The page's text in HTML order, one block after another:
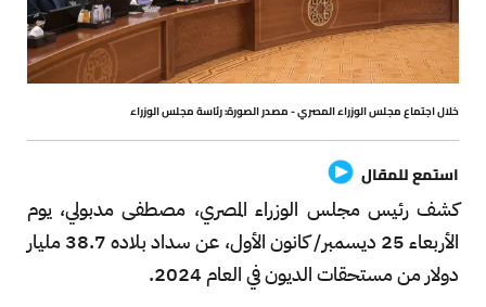
خلال اجتماع مجلس الوزراء المصري - مصدر الصورة: رئاسة مجلس الوزراء
استمع للمقال
كشف رئيس مجلس الوزراء المصري، مصطفى مدبولي، يوم
الأربعاء 25 ديسمبر/ كانون الأول، عن سداد بلاده 38.7 مليار
دولار من مستحقات الديون في العام 2024.